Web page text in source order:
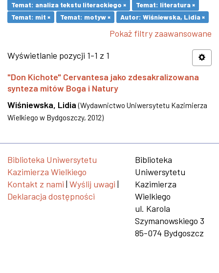
Temat: analiza tekstu literackiego ×
Temat: literatura ×
Temat: mit ×
Temat: motyw × Autor: Wiśniewska, Lidia ×
Pokaż filtry zaawansowane
Wyświetlanie pozycji 1-1 z 1
"Don Kichote" Cervantesa jako zdesakralizowana
synteza mitów Boga i Natury
Wiśniewska, Lidia (Wydawnictwo Uniwersytetu Kazimierza
Wielkiego w Bydgoszczy, 2012)
Biblioteka Uniwersytetu
Kazimierza Wielkiego
Kontakt z nami | Wyślij uwagi |
Deklaracja dostępności
Biblioteka
Uniwersytetu
Kazimierza
Wielkiego
ul. Karola
Szymanowskiego 3
85-074 Bydgoszcz